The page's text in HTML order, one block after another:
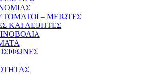
– ΜΕΙΩΤΕΣ
ΚΑΙ ΛΕΒΗΤΕΣ